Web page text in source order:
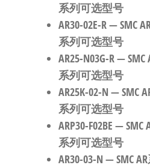
系列可选型号
AR30-02E-R— SMC
系列可选型号
AR25-N03G-R— SMC
系列可选型号
AR25K-02-N — SMC
系列可选型号
ARP30-F02BE — SMC
系列可选型号
AR30-03-N — SMC